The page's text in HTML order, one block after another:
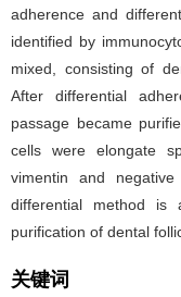
adherence and
identified by
mixed, consisting of
After differential
passage became
cells were elongate
vimentin and negative
differential method is
purification of dental
关键词